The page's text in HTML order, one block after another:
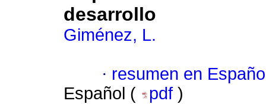
desarrollo
Giménez, L.
· resumen en
Español (
pdf )